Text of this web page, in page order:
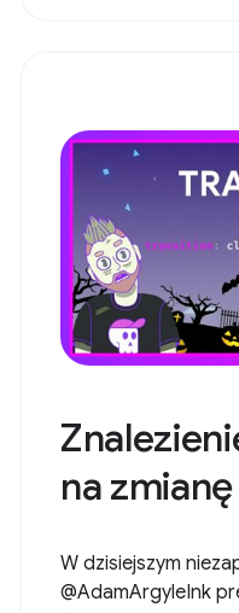
na
W dzisiejszym
@AdamArgyleInk